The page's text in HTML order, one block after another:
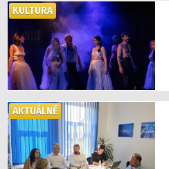
KULTURA
AKTUÁLNĚ